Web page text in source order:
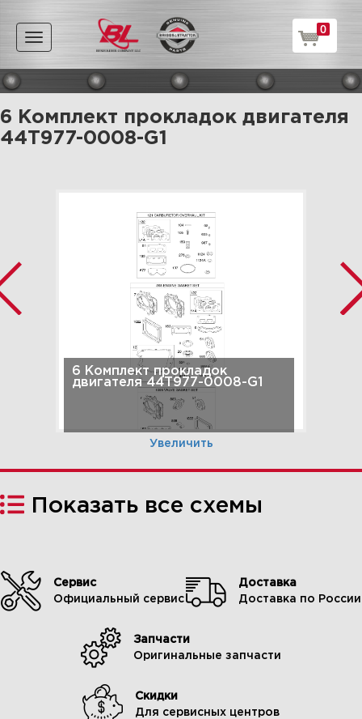
Toggle
navigation
0
6 Комплект прокладок двигателя
44T977-0008-G1
6 Комплект прокладок
двигателя 44T977-0008-G1
Увеличить
7 Маховик, генератор,
стартер, магнето 44T977-
Показать все схемы
Сервис
Официальный сервис
Доставка
Доставка по России
Запчасти
Оригинальные запчасти
Скидки
Для сервисных центров